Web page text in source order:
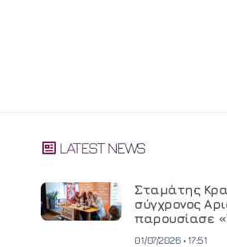
LATEST NEWS
Σταμάτης
σύγχρονος
παρουσίασε
01/07/2026 • 17:51